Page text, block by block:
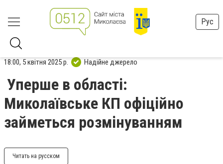
Рус
18:00, 5 квітня 2025 р. Надійне джерело
Уперше в області:
Миколаївське КП офіційно
займеться розмінуванням
Читать на русском